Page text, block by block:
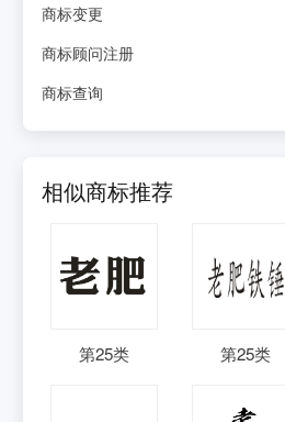
商标变更
商标顾问注册
商标查询
相似商标推荐
第25类 第25类